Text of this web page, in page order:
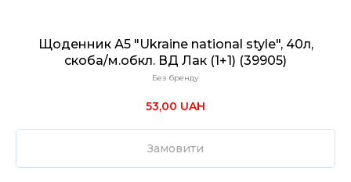
Щоденник А5 "Ukraine national style", 40л,
скоба/м.обкл. ВД Лак (1+1) (39905)
Без бренду
53,00 UAH
Замовити